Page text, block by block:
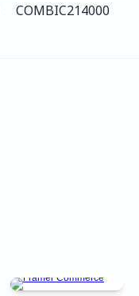
COMBIC214000